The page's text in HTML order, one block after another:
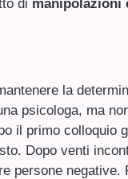
di manipolazioni
la
psicologa, ma
il primo
Dopo venti
persone